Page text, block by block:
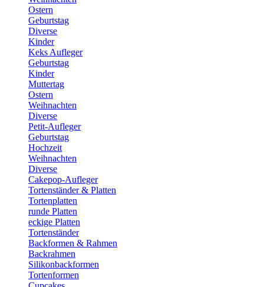
Ostern
Geburtstag
Diverse
Kinder
Keks Aufleger
Geburtstag
Kinder
Muttertag
Ostern
Weihnachten
Diverse
Petit-Aufleger
Geburtstag
Hochzeit
Weihnachten
Diverse
Cakepop-Aufleger
Tortenständer & Platten
Tortenplatten
runde Platten
eckige Platten
Tortenständer
Backformen & Rahmen
Backrahmen
Silikonbackformen
Tortenformen